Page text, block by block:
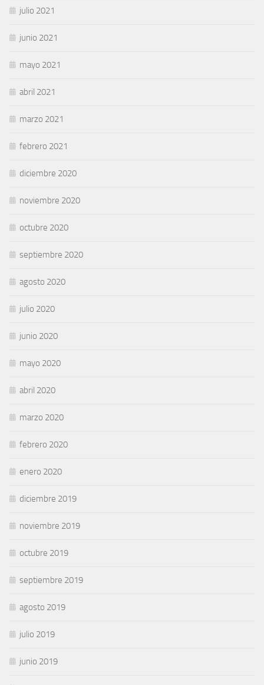
julio 2021
junio 2021
mayo 2021
abril 2021
marzo 2021
febrero 2021
diciembre 2020
noviembre 2020
octubre 2020
septiembre 2020
agosto 2020
julio 2020
junio 2020
mayo 2020
abril 2020
marzo 2020
febrero 2020
enero 2020
diciembre 2019
noviembre 2019
octubre 2019
septiembre 2019
agosto 2019
julio 2019
junio 2019